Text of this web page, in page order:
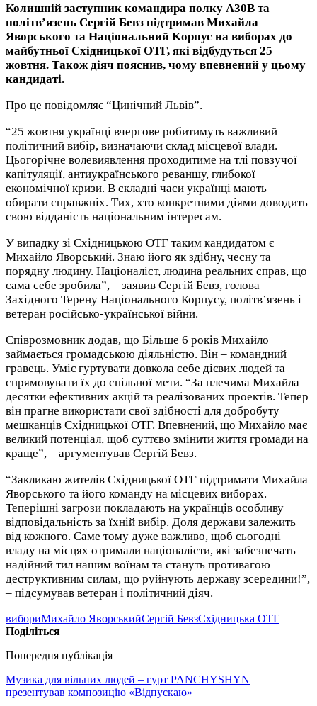
Колишній заступник командира полку А30В та
політв’язень Сергій Бевз підтримав Михайла
Яворського та Haціoнальний Koрпус на виборах до
майбутньої Східницької ОТГ, які відбудуться 25
жовтня. Також діяч пояснив, чому впевнений у цьому
кандидаті.
Про це повідомляє “Цинічний Львів”.
“25 жовтня українці вчергове робитимуть важливий
політичний вибір, визначаючи склад місцевої влади.
Цьогорічне волевиявлення проходитиме на тлі повзучої
капітуляції, антиукраїнського реваншу, глибокої
економічної кризи. В складні часи українці мають
обирати справжніх. Тих, хто конкретними діями доводить
свою відданість національним інтересам.
У випадку зі Східницькою ОТГ таким кандидатом є
Михайло Яворський. Знаю його як здібну, чесну та
порядну людину. Націоналіст, людина реальних справ, що
сама себе зробила”, – заявив Сергій Бевз, голова
Західного Терену Національного Корпусу, політв’язень і
ветеран російсько-української війни.
Співрозмовник додав, що Більше 6 років Михайло
займається громадською діяльністю. Він – командний
гравець. Уміє гуртувати довкола себе дієвих людей та
спрямовувати їх до спільної мети. “За плечима Михайла
десятки ефективних акцій та реалізованих проектів. Тепер
він прагне використати свої здібності для добробуту
мешканців Східницької ОТГ. Впевнений, що Михайло має
великий потенціал, щоб суттєво змінити життя громади на
краще”, – аргументував Сергій Бевз.
“Закликаю жителів Східницької ОТГ підтримати Михайла
Яворського та його команду на місцевих виборах.
Теперішні загрози покладають на українців особливу
відповідальність за їхній вибір. Доля держави залежить
від кожного. Саме тому дуже важливо, щоб сьогодні
владу на місцях отримали націоналісти, які забезпечать
надійний тил нашим воїнам та стануть противагою
деструктивним силам, що руйнують державу зсередини!”,
– підсумував ветеран і політичний діяч.
вибориМихайло ЯворськийСергій БевзСхідницька ОТГ
Поділіться
Попередня публікація
Музика для вільних людей – гурт PANCHYSHYN
презентував композицію «Відпускаю»